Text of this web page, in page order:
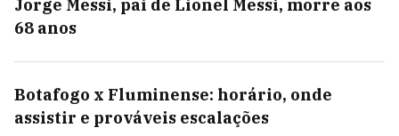
Jorge Messi, pai de Lionel Messi, morre aos
68 anos
Botafogo x Fluminense: horário, onde
assistir e prováveis escalações